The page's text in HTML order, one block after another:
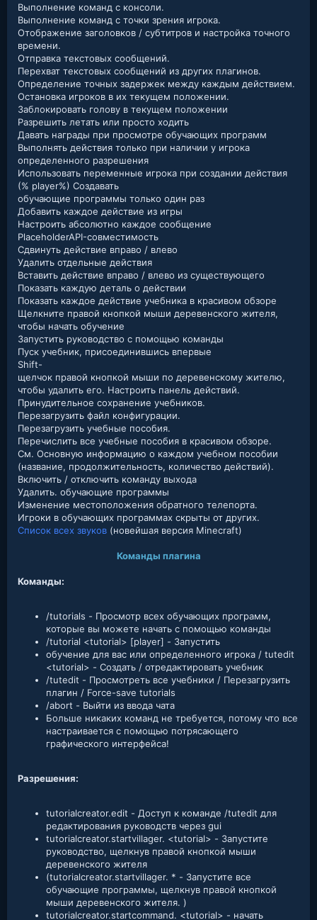
Выполнение команд с консоли.
Выполнение команд с точки зрения игрока.
Отображение заголовков / субтитров и настройка точного
времени.
Отправка текстовых сообщений.
Перехват текстовых сообщений из других плагинов.
Определение точных задержек между каждым действием.
Остановка игроков в их текущем положении.
Заблокировать голову в текущем положении
Разрешить летать или просто ходить
Давать награды при просмотре обучающих программ
Выполнять действия только при наличии у игрока
определенного разрешения
Использовать переменные игрока при создании действия
(% player%) Создавать
обучающие программы только один раз
Добавить каждое действие из игры
Настроить абсолютно каждое сообщение
PlaceholderAPI-совместимость
Сдвинуть действие вправо / влево
Удалить отдельные действия
Вставить действие вправо / влево из существующего
Показать каждую деталь о действии
Показать каждое действие учебника в красивом обзоре
Щелкните правой кнопкой мыши деревенского жителя,
чтобы начать обучение
Запустить руководство с помощью команды
Пуск учебник, присоединившись впервые
Shift-
щелчок правой кнопкой мыши по деревенскому жителю,
чтобы удалить его. Настроить панель действий.
Принудительное сохранение учебников.
Перезагрузить файл конфигурации.
Перезагрузить учебные пособия.
Перечислить все учебные пособия в красивом обзоре.
См. Основную информацию о каждом учебном пособии
(название, продолжительность, количество действий).
Включить / отключить команду выхода
Удалить. обучающие программы
Изменение местоположения обратного телепорта.
Игроки в обучающих программах скрыты от других.
Список всех звуков (новейшая версия Minecraft)
Команды плагина
Команды:
/tutorials - Просмотр всех обучающих программ,
которые вы можете начать с помощью команды
/tutorial <tutorial> [player] - Запустить
обучение для вас или определенного игрока / tutedit
<tutorial> - Создать / отредактировать учебник
/tutedit - Просмотреть все учебники / Перезагрузить
плагин / Force-save tutorials
/abort - Выйти из ввода чата
Больше никаких команд не требуется, потому что все
настраивается с помощью потрясающего
графического интерфейса!
Разрешения:
tutorialcreator.edit - Доступ к команде /tutedit для
редактирования руководств через gui
tutorialcreator.startvillager. <tutorial> - Запустите
руководство, щелкнув правой кнопкой мыши
деревенского жителя
(tutorialcreator.startvillager. * - Запустите все
обучающие программы, щелкнув правой кнопкой
мыши деревенского жителя. )
tutorialcreator.startcommand. <tutorial> - начать